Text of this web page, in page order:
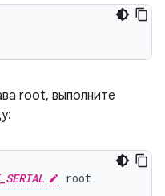
root, выполните
root